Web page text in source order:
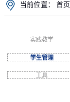
当前位置：首页
实践教学
学生管理
工具